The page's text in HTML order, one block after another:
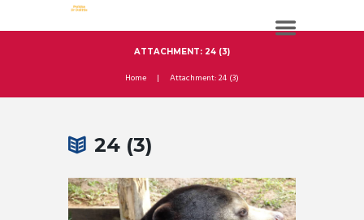
ATTACHMENT: 24 (3)
Home Attachment: 24 (3)
24 (3)